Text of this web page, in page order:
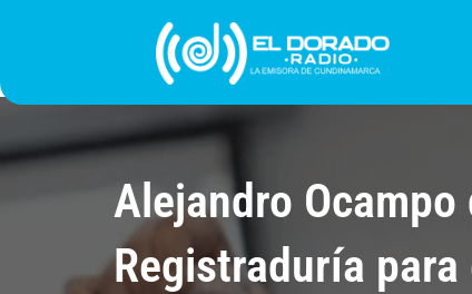
INICIO
Alejandro
Registraduría